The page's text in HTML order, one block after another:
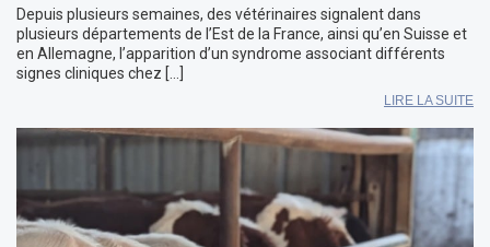
Depuis plusieurs semaines, des vétérinaires signalent dans
plusieurs départements de l’Est de la France, ainsi qu’en Suisse et
en Allemagne, l’apparition d’un syndrome associant différents
signes cliniques chez […]
LIRE LA SUITE